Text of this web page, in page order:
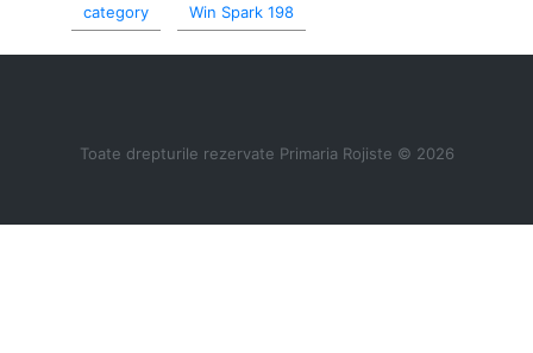
category Win Spark 198
Toate drepturile rezervate Primaria Rojiste © 2026